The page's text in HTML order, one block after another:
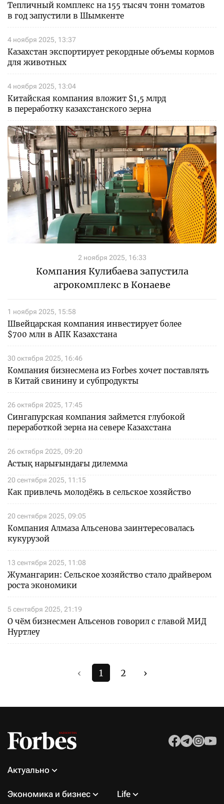
Тепличный комплекс на 155 тысяч тонн томатов
в год запустили в Шымкенте
4 ноября 2025, 13:37
Казахстан экспортирует рекордные объемы кормов
для животных
4 ноября 2025, 13:04
Китайская компания вложит $1,5 млрд
в переработку казахстанского зерна
2 ноября 2025, 16:33
Компания Кулибаева запустила
агрокомплекс в Конаеве
1 ноября 2025, 15:58
Швейцарская компания инвестирует более
$700 млн в АПК Казахстана
30 октября 2025, 16:46
Компания бизнесмена из Forbes хочет поставлять
в Китай свинину и субпродукты
26 октября 2025, 17:45
Сингапурская компания займется глубокой
переработкой зерна на севере Казахстана
26 октября 2025, 09:20
Астық нарығындағы дилемма
20 сентября 2025, 11:15
Как привлечь молодёжь в сельское хозяйство
20 сентября 2025, 09:05
Компания Алмаза Альсенова заинтересовалась
кукурузой
13 сентября 2025, 11:08
Жумангарин: Сельское хозяйство стало драйвером
роста экономики
5 сентября 2025, 21:19
О чём бизнесмен Альсенов говорил с главой МИД
Нуртлеу
‹ 1 2 ›
Актуально
Экономика и бизнес Life